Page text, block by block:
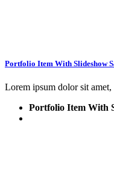
Portfolio Item With Slideshow
Lorem ipsum dolor sit
Portfolio Item With